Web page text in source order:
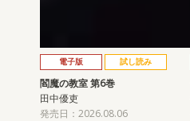
電子版 試し読み
閻魔の教室 第6巻
田中優吏
発売日：2026.08.06